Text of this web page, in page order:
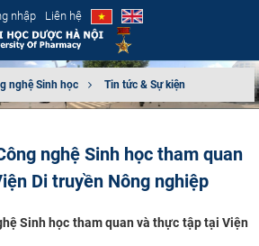
nhập Liên hệ
nghệ Sinh học Tin tức & Sự kiện
nghệ Sinh học tham quan
Di truyền Nông nghiệp
Sinh học tham quan và thực tập tại Viện